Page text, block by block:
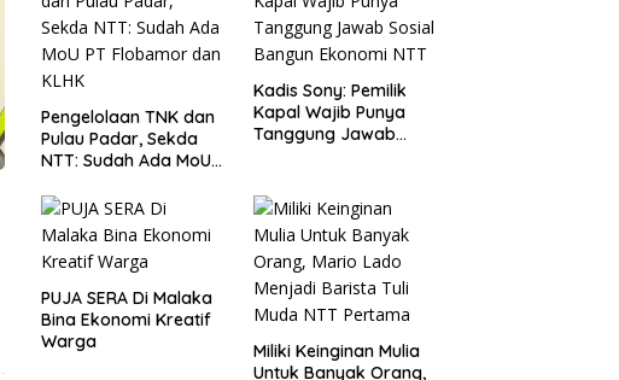
Pengelolaan TNK dan
Pulau Padar, Sekda
NTT: Sudah Ada MoU
KLHK
Kadis Sony: Pemilik
Kapal Wajib Punya
Tanggung Jawab
PUJA SERA Di Malaka
Bina Ekonomi Kreatif
Warga
Miliki Keinginan Mulia
Untuk Banyak Orang,